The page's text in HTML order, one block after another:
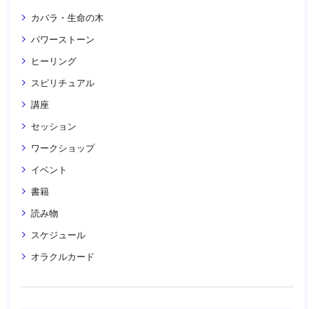
カバラ・生命の木
パワーストーン
ヒーリング
スピリチュアル
講座
セッション
ワークショップ
イベント
書籍
読み物
スケジュール
オラクルカード